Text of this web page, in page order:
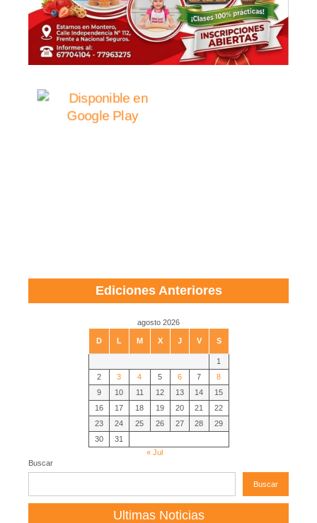
Ediciones Anteriores
agosto 2026
D L M X J V S
1
2
3 4 5 6 7
8
9
10 11 12 13 14
15
16
17 18 19 20 21
22
23
24 25 26 27 28
29
30
31
« Jul
Buscar
Buscar
Ultimas Noticias